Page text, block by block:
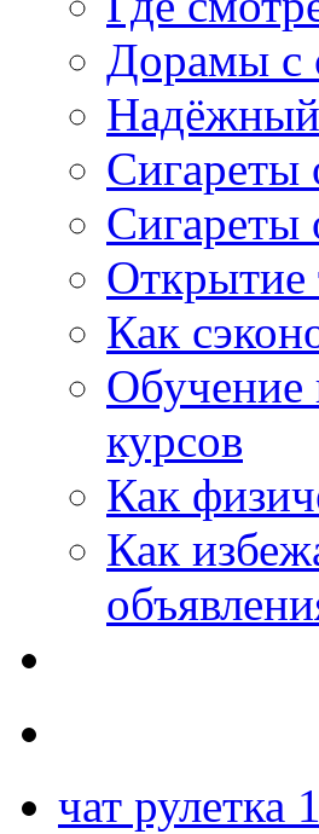
Дорамы с
Открытие
Как
Обучение
курсов
Как
Как
чат рулетка